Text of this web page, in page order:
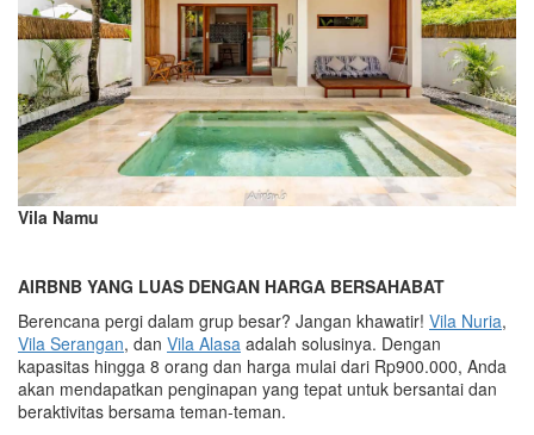
Vila Namu
AIRBNB YANG LUAS DENGAN HARGA BERSAHABAT
Berencana pergi dalam grup besar? Jangan khawatir! Vila Nuria,
Vila Serangan, dan Vila Alasa adalah solusinya. Dengan
kapasitas hingga 8 orang dan harga mulai dari Rp900.000, Anda
akan mendapatkan penginapan yang tepat untuk bersantai dan
beraktivitas bersama teman-teman.